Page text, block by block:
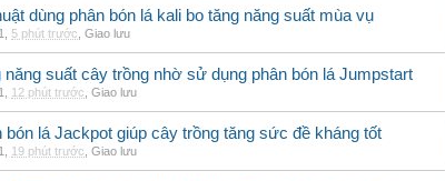
dùng phân bón lá kali bo tăng năng suất mùa vụ
5 phút trước Giao lưu
năng suất cây trồng nhờ sử dụng phân bón lá Jumpstart
12 phút trước Giao lưu
bón lá Jackpot giúp cây trồng tăng sức đề kháng tốt
19 phút trước Giao lưu